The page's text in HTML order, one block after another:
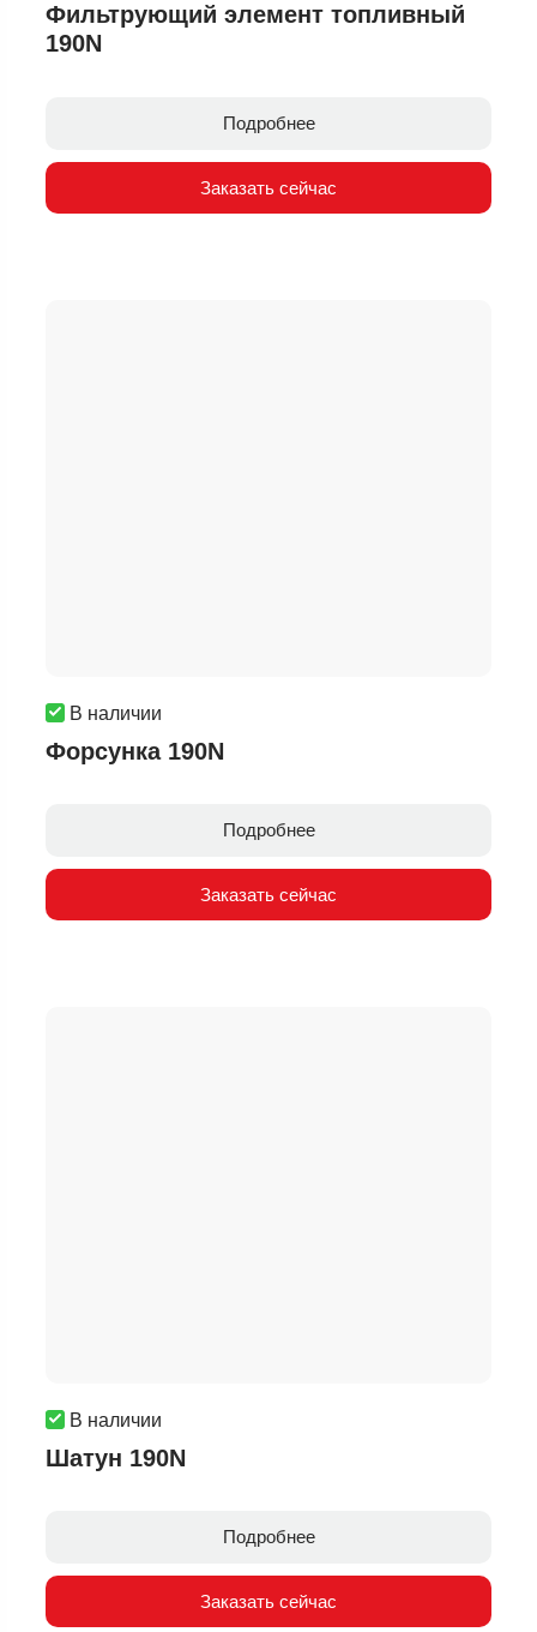
Фильтрующий элемент топливный
190N
Подробнее
Заказать сейчас
В наличии
Форсунка 190N
Подробнее
Заказать сейчас
В наличии
Шатун 190N
Подробнее
Заказать сейчас